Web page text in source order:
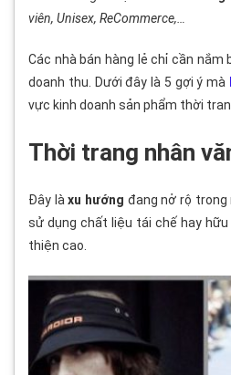
viên, Unisex, ReCommerce,…
Các nhà bán hàng lẻ chỉ cần nắm
doanh thu. Dưới đây là 5 gợi ý mà
vực kinh doanh sản phẩm thời
Thời trang nhân
Đây làxu hướng đang nở rộ trong
sử dụng chất liệu tái chế hay
thiện cao.